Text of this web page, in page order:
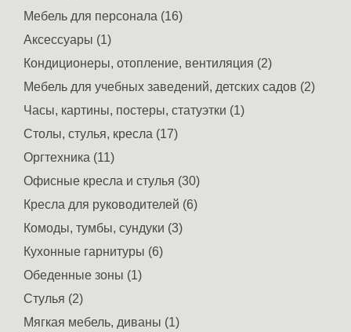
Мебель для персонала (16)
Аксессуары (1)
Кондиционеры, отопление, вентиляция (2)
Мебель для учебных заведений, детских садов (2)
Часы, картины, постеры, статуэтки (1)
Столы, стулья, кресла (17)
Оргтехника (11)
Офисные кресла и стулья (30)
Кресла для руководителей (6)
Комоды, тумбы, сундуки (3)
Кухонные гарнитуры (6)
Обеденные зоны (1)
Стулья (2)
Мягкая мебель, диваны (1)